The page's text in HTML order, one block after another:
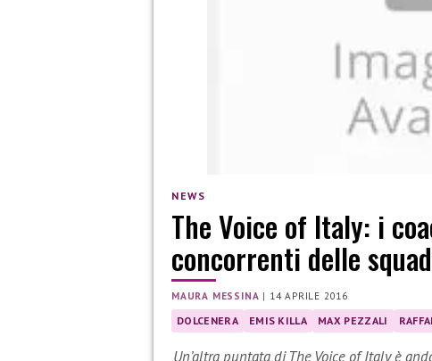
NEWS
The Voice of Italy: i
concorrenti delle
MAURA MESSINA | 14 APRILE 2016
DOLCENERA EMIS KILLA MAX PEZZALI
Un’altra puntata di The Voice of Italy è